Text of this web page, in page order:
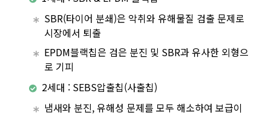
SBR(타이어 분쇄)은 악취와 유해물질 검출 문제로
시장에서 퇴출
EPDM블랙칩은 검은 분진 및 SBR과 유사한 외형으
로 기피
2세대 : SEBS압출칩(사출칩)
냄새와 분진, 유해성 문제를 모두 해소하여 보급이